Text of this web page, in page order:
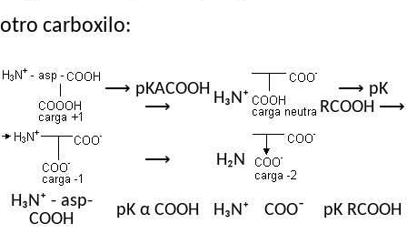
otro carboxilo:
⟶ pKACOOH
⟶
H₃N⁺
⟶ pK
RCOOH ⟶
⟶ H₂N
H₃N⁺ - asp-
COOH
pK α COOH H₃N⁺ COO⁻ pK RCOOH